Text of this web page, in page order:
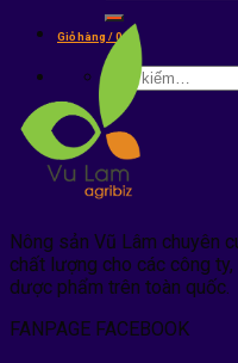
kiếm:
Giỏ hàng /0₫
kiếm:
Nông sản Vũ Lâm chuyên
chất lượng cho các công
dược phẩm trên toàn quốc.
FANPAGE FACEBOOK